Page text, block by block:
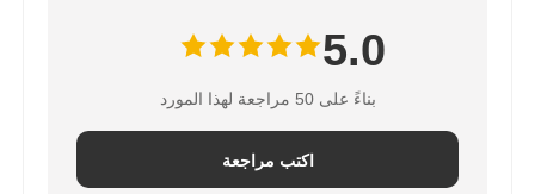
5.0
بناءً على 50 مراجعة لهذا المورد
اكتب مراجعة